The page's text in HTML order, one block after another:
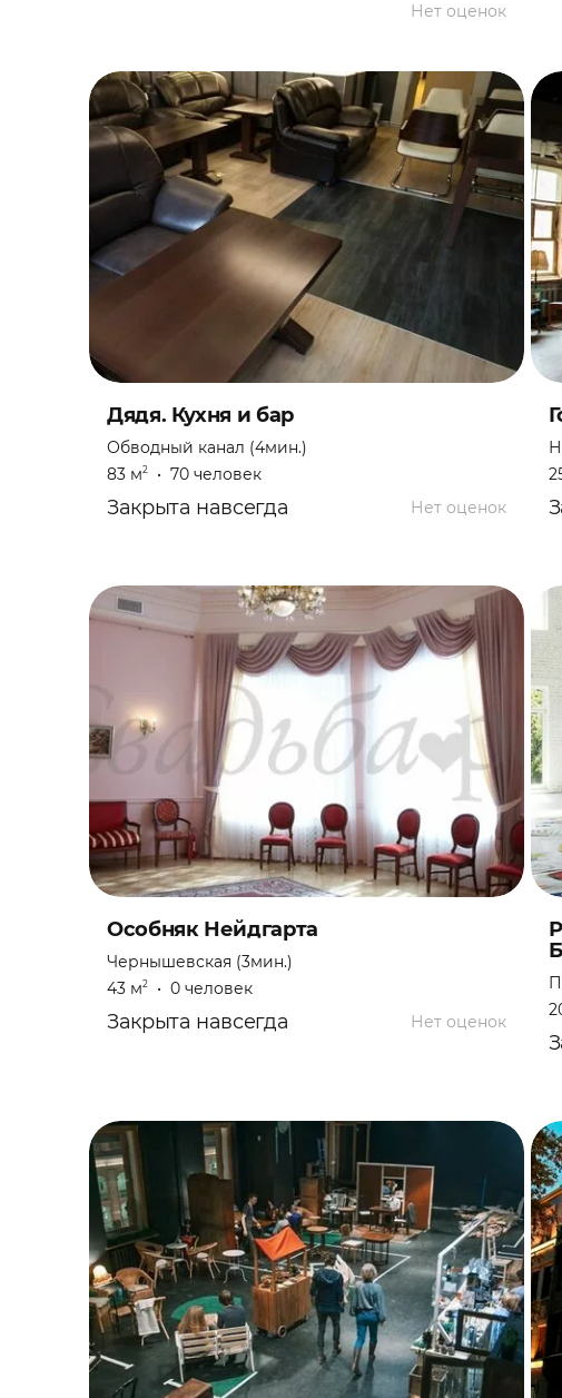
Фотосессия
Фуршет
Юбилей
Нет оценок
Дядя. Кухня и бар
Обводный канал (4мин.)
83 м2 • 70 человек
Нет оценок
Закрыта навсегда
Особняк Нейдгарта
Чернышевская (3мин.)
43 м2 • 0 человек
Нет оценок
Закрыта навсегда